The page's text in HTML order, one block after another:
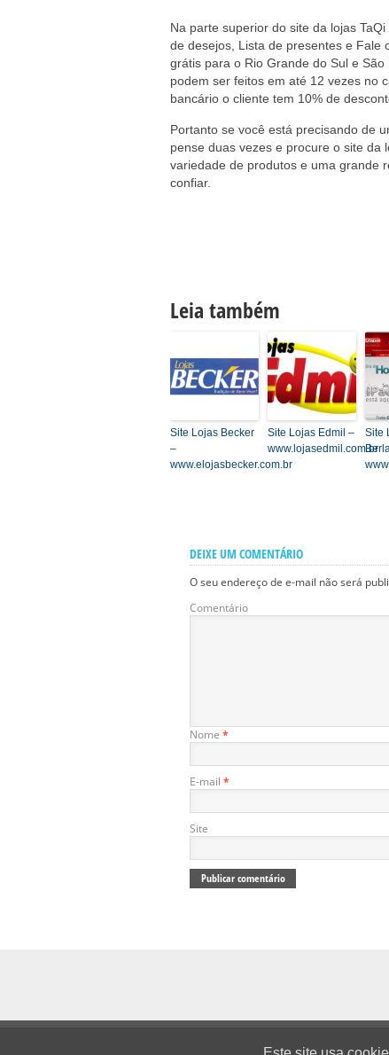
Na parte superior do site da lojas
de desejos, Lista de presentes e Fale
grátis para o Rio Grande do Sul e
podem ser feitos em até 12 vezes no
bancário o cliente tem 10% de
Portanto se você está precisando de
pense duas vezes e procure o site da
variedade de produtos e uma grande
confiar.
Leia também
Site Lojas Becker
–
www.elojasbecker.com.br
Site Lojas Edmil –
www.lojasedmil.com.br
Site
DEIXE UM COMENTÁRIO
O seu endereço de e-mail não será
Comentário
Nome *
E-mail *
Site